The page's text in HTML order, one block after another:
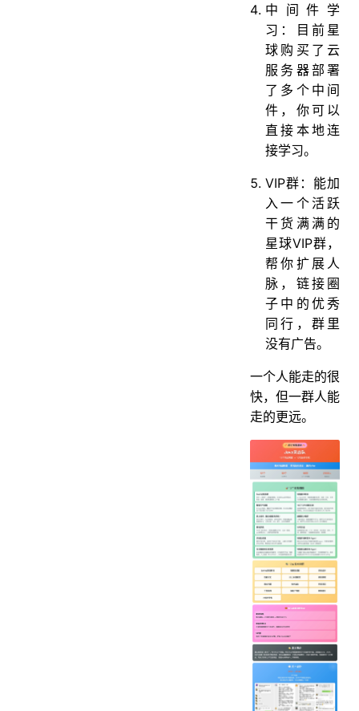
中间件学
习：目前星
球购买了云
服务器部署
了多个中间
件，你可以
直接本地连
接学习。
VIP群：能加
入一个活跃
干货满满的
星球VIP群，
帮你扩展人
脉，链接圈
子中的优秀
同行，群里
没有广告。
一个人能走的很
快，但一群人能
走的更远。